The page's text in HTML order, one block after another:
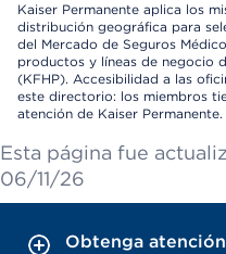
Kaiser Permanente aplica los
distribución geográfica para
del Mercado de Seguros
productos y líneas de negocio
(KFHP). Accesibilidad a las
este directorio: los miembros
atención de Kaiser Permanente.
Esta página fue
06/11/26
Obtenga atención